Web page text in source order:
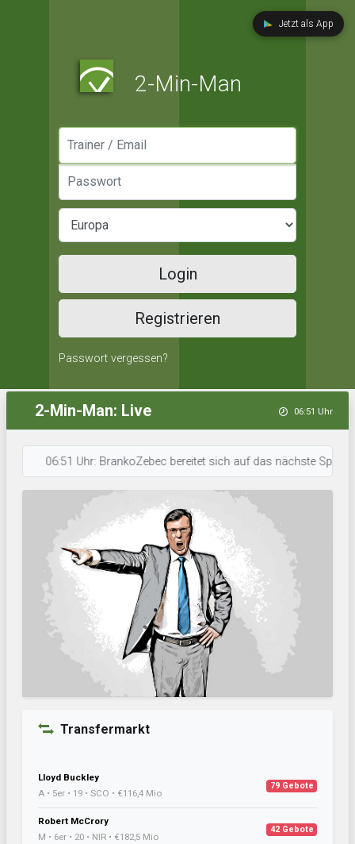
Jetzt als App
2-Min-Man
Login
Registrieren
Passwort vergessen?
2-Min-Man: Live 06:51 Uhr
06:51 Uhr: BrankoZebec bereitet sich auf das nächste Spiel vor.
Transfermarkt
Lloyd Buckley
A • 5er • 19 • SCO • €116,4 Mio
79 Gebote
Robert McCrory
M • 6er • 20 • NIR • €182,5 Mio
42 Gebote